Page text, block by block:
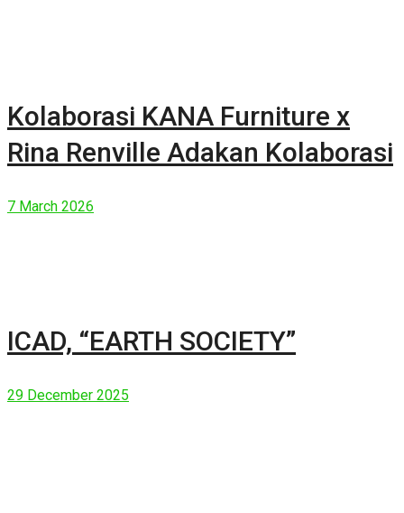
Kolaborasi KANA Furniture x
Rina Renville Adakan Kolaborasi
7 March 2026
ICAD, “EARTH SOCIETY”
29 December 2025